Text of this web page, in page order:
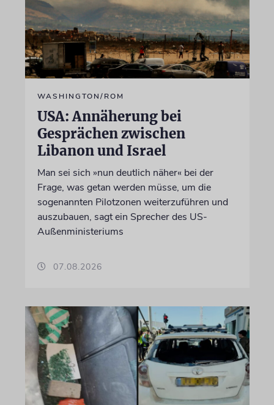
WASHINGTON/ROM
USA: Annäherung bei
Gesprächen zwischen
Libanon und Israel
Man sei sich »nun deutlich näher« bei der
Frage, was getan werden müsse, um die
sogenannten Pilotzonen weiterzuführen und
auszubauen, sagt ein Sprecher des US-
Außenministeriums
07.08.2026